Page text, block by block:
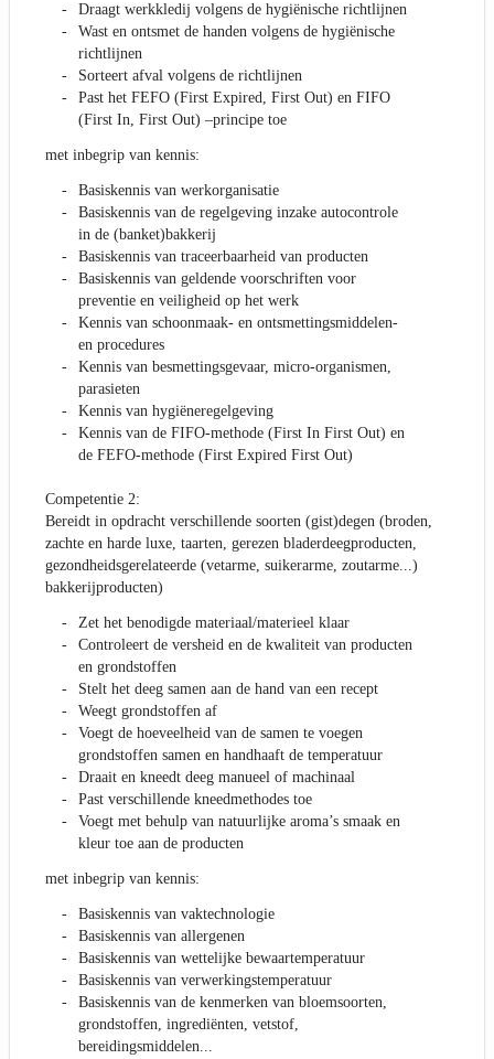
Draagt werkkledij volgens de hygiënische richtlijnen
Wast en ontsmet de handen volgens de hygiënische
richtlijnen
Sorteert afval volgens de richtlijnen
Past het FEFO (First Expired, First Out) en FIFO
(First In, First Out) –principe toe
met inbegrip van kennis:
Basiskennis van werkorganisatie
Basiskennis van de regelgeving inzake autocontrole
in de (banket)bakkerij
Basiskennis van traceerbaarheid van producten
Basiskennis van geldende voorschriften voor
preventie en veiligheid op het werk
Kennis van schoonmaak- en ontsmettingsmiddelen-
en procedures
Kennis van besmettingsgevaar, micro-organismen,
parasieten
Kennis van hygiëneregelgeving
Kennis van de FIFO-methode (First In First Out) en
de FEFO-methode (First Expired First Out)
Competentie 2:
Bereidt in opdracht verschillende soorten (gist)degen (broden,
zachte en harde luxe, taarten, gerezen bladerdeegproducten,
gezondheidsgerelateerde (vetarme, suikerarme, zoutarme...)
bakkerijproducten)
Zet het benodigde materiaal/materieel klaar
Controleert de versheid en de kwaliteit van producten
en grondstoffen
Stelt het deeg samen aan de hand van een recept
Weegt grondstoffen af
Voegt de hoeveelheid van de samen te voegen
grondstoffen samen en handhaaft de temperatuur
Draait en kneedt deeg manueel of machinaal
Past verschillende kneedmethodes toe
Voegt met behulp van natuurlijke aroma’s smaak en
kleur toe aan de producten
met inbegrip van kennis:
Basiskennis van vaktechnologie
Basiskennis van allergenen
Basiskennis van wettelijke bewaartemperatuur
Basiskennis van verwerkingstemperatuur
Basiskennis van de kenmerken van bloemsoorten,
grondstoffen, ingrediënten, vetstof,
bereidingsmiddelen...